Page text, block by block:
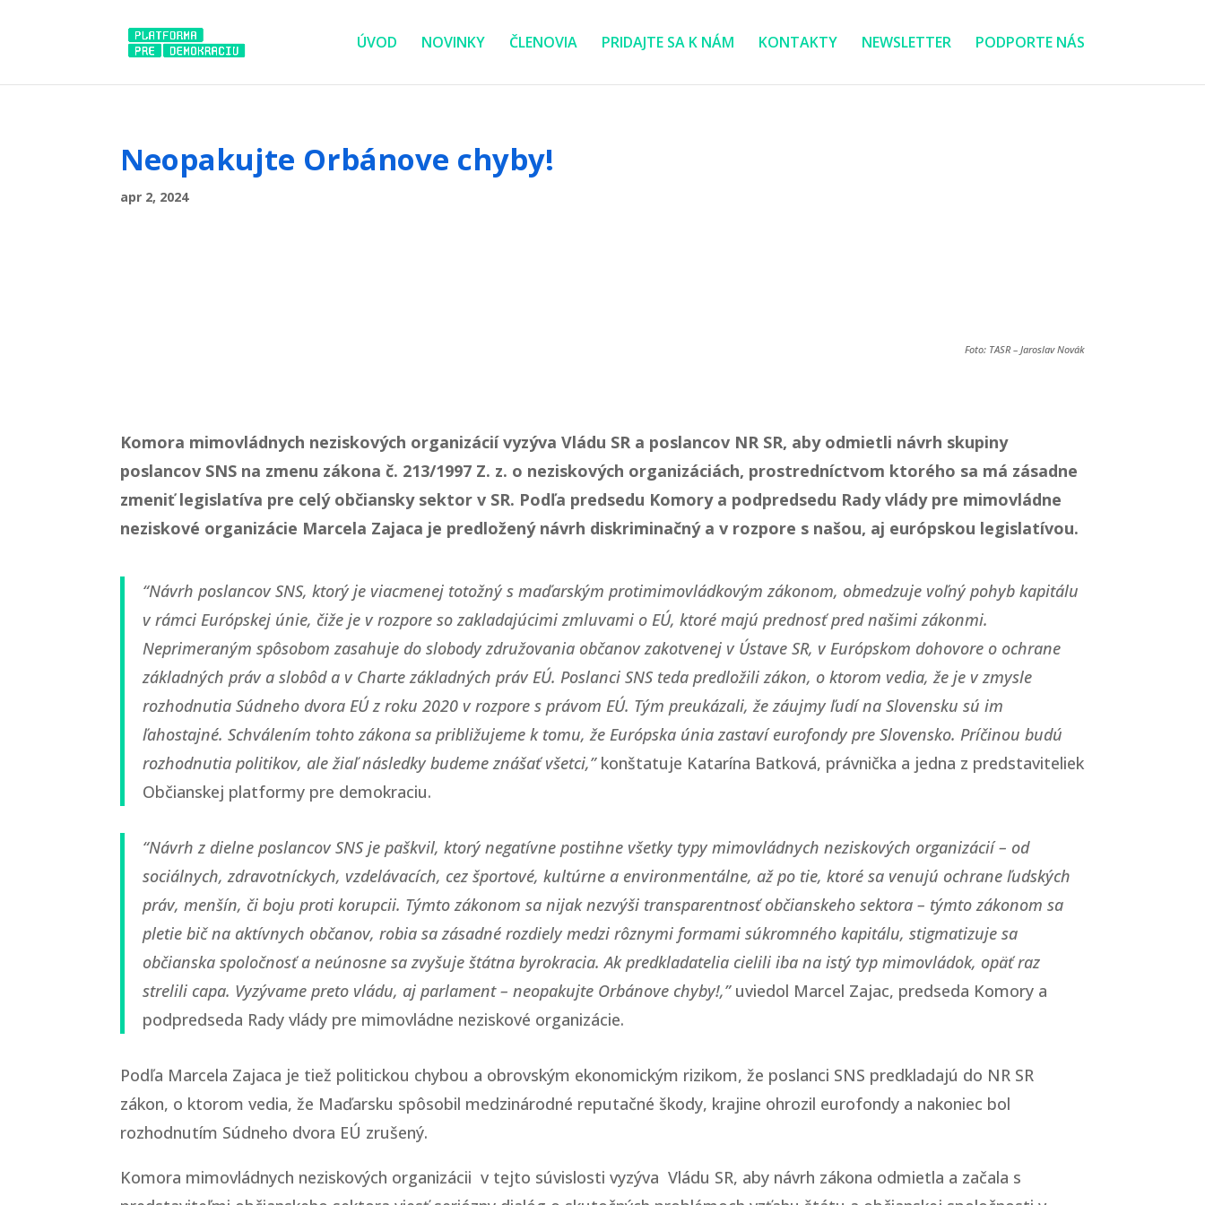
ÚVOD NOVINKY ČLENOVIA PRIDAJTE SA K NÁM KONTAKTY NEWSLETTER PODPORTE NÁS
Neopakujte Orbánove chyby!
apr 2, 2024
Foto: TASR – Jaroslav Novák
Komora mimovládnych neziskových organizácií vyzýva Vládu SR a poslancov NR SR, aby odmietli návrh skupiny
poslancov SNS na zmenu zákona č. 213/1997 Z. z. o neziskových organizáciách, prostredníctvom ktorého sa má zásadne
zmeniť legislatíva pre celý občiansky sektor v SR. Podľa predsedu Komory a podpredsedu Rady vlády pre mimovládne
neziskové organizácie Marcela Zajaca je predložený návrh diskriminačný a v rozpore s našou, aj európskou legislatívou.
“Návrh poslancov SNS, ktorý je viacmenej totožný s maďarským protimimovládkovým zákonom, obmedzuje voľný pohyb kapitálu
v rámci Európskej únie, čiže je v rozpore so zakladajúcimi zmluvami o EÚ, ktoré majú prednosť pred našimi zákonmi.
Neprimeraným spôsobom zasahuje do slobody združovania občanov zakotvenej v Ústave SR, v Európskom dohovore o ochrane
základných práv a slobôd a v Charte základných práv EÚ. Poslanci SNS teda predložili zákon, o ktorom vedia, že je v zmysle
rozhodnutia Súdneho dvora EÚ z roku 2020 v rozpore s právom EÚ. Tým preukázali, že záujmy ľudí na Slovensku sú im
ľahostajné. Schválením tohto zákona sa približujeme k tomu, že Európska únia zastaví eurofondy pre Slovensko. Príčinou budú
rozhodnutia politikov, ale žiaľ následky budeme znášať všetci,”konštatuje Katarína Batková, právnička a jedna z predstaviteliek
Občianskej platformy pre demokraciu.
“Návrh z dielne poslancov SNS je paškvil, ktorý negatívne postihne všetky typy mimovládnych neziskových organizácií – od
sociálnych, zdravotníckych, vzdelávacích, cez športové, kultúrne a environmentálne, až po tie, ktoré sa venujú ochrane ľudských
práv, menšín, či boju proti korupcii. Týmto zákonom sa nijak nezvýši transparentnosť občianskeho sektora – týmto zákonom sa
pletie bič na aktívnych občanov, robia sa zásadné rozdiely medzi rôznymi formami súkromného kapitálu, stigmatizuje sa
občianska spoločnosť a neúnosne sa zvyšuje štátna byrokracia. Ak predkladatelia cielili iba na istý typ mimovládok, opäť raz
strelili capa. Vyzývame preto vládu, aj parlament – neopakujte Orbánove chyby!,”uviedol Marcel Zajac, predseda Komory a
podpredseda Rady vlády pre mimovládne neziskové organizácie.
Podľa Marcela Zajaca je tiež politickou chybou a obrovským ekonomickým rizikom, že poslanci SNS predkladajú do NR SR
zákon, o ktorom vedia, že Maďarsku spôsobil medzinárodné reputačné škody, krajine ohrozil eurofondy a nakoniec bol
rozhodnutím Súdneho dvora EÚ zrušený.
Komora mimovládnych neziskových organizácii v tejto súvislosti vyzýva Vládu SR, aby návrh zákona odmietla a začala s